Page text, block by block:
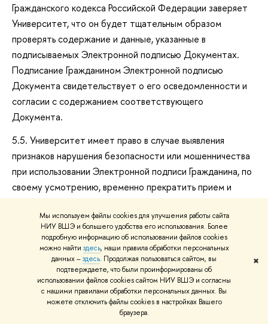
Мы используем файлы cookies для улучшения работы сайта
НИУ ВШЭ и большего удобства его использования. Более
подробную информацию об использовании файлов cookies
можно найти здесь, наши правила обработки персональных
данных –здесь. Продолжая пользоваться сайтом, вы
подтверждаете, что были проинформированы об
использовании файлов cookies сайтом НИУ ВШЭ и согласны
с нашими правилами обработки персональных данных. Вы
можете отключить файлы cookies в настройках Вашего
браузера.
✖
Гражданского кодекса Российской Федерации заверяет
Университет, что он будет тщательным образом
проверять содержание и данные, указанные в
подписываемых Электронной подписью Документах.
Подписание Гражданином Электронной подписью
Документа свидетельствует о его осведомленности и
согласии с содержанием соответствующего
Документа.
5.5. Университет имеет право в случае выявления
признаков нарушения безопасности или мошенничества
при использовании Электронной подписи Гражданина, по
своему усмотрению, временно прекратить прием и
исполнение Электронных документов, подписанных
Электронной подписью Гражданина.
ДЕЙСТВИЕ СОГЛАШЕНИЯ И ПОРЯДОК ЕГО
ИЗМЕНЕНИЯ.
6.1. Соглашение является офертой, условия которой
принимает Гражданин путем подписания согласия с